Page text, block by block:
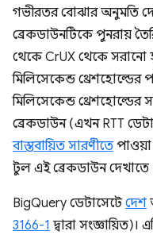
গভীরতর বোঝার অনুমতি
ব্রেকডাউনটিকে পুনরায়
থেকে CrUX থেকে সরানো
মিলিসেকেন্ড থ্রেশহোল্ডের
মিলিসেকেন্ড থ্রেশহোল্ডের
ব্রেকডাউন (এখন RTT
বাস্তবায়িত সারণীতে পাওয়া
টুল এই ব্রেকডাউন দেখাতে
BigQuery ডেটাসেটেদেশ
3166-1 দ্বারা